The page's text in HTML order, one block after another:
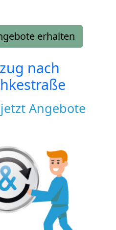
erhalten
nach
Angebote